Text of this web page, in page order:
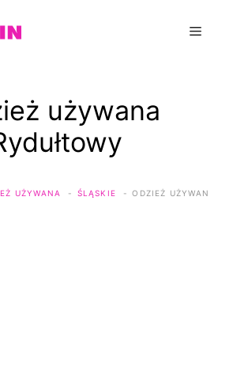
Menu
używana
UŻYWANA ŚLĄSKIE ODZIEŻ UŻYWANA